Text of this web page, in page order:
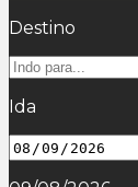
Destino
Ida